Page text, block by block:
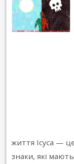
життя Ісуса —
знаки, які